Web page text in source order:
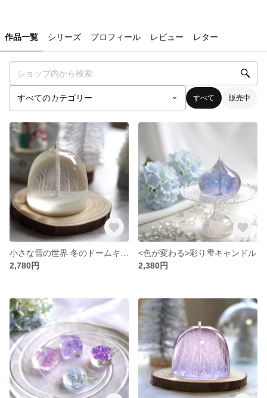
作品一覧 シリーズ プロフィール レビュー レター
すべて 販売中
2,780円
<色が変わる>彩り雫キャンドル
2,380円